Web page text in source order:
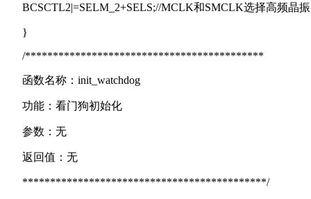
BCSCTL2|=SELM_2+SELS;//MCLK和SMCLK选择高频晶振
}
/*******************************************
函数名称：init_watchdog
功能：看门狗初始化
参数：无
返回值：无
********************************************/